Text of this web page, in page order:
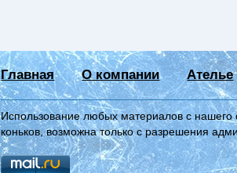
Главная О компании Ателье
Использование любых материалов с нашего
коньков, возможна только с разрешения